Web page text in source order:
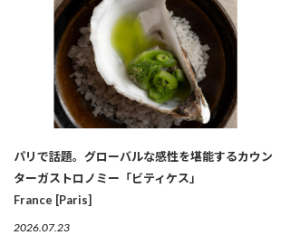
パリで話題。グローバルな感性を堪能するカウン
ターガストロノミー「ビティケス」
France [Paris]
2026.07.23